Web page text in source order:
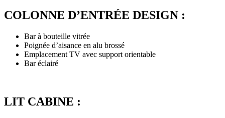
COLONNE D’ENTRÉE DESIGN :
Bar à bouteille vitrée
Poignée d’aisance en alu brossé
Emplacement TV avec support orientable
Bar éclairé
LIT CABINE :